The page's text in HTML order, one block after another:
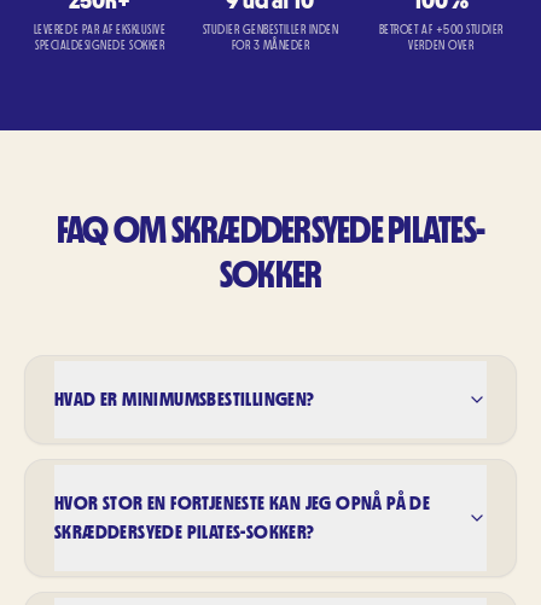
LEVEREDE PAR AF EKSKLUSIVE
SPECIALDESIGNEDE SOKKER
STUDIER GENBESTILLER INDEN
FOR 3 MÅNEDER
BETROET AF +500 STUDIER
VERDEN OVER
FAQ OM SKRÆDDERSYEDE PILATES-
SOKKER
HVAD ER MINIMUMSBESTILLINGEN?
HVOR STOR EN FORTJENESTE KAN JEG OPNÅ PÅ DE
SKRÆDDERSYEDE PILATES-SOKKER?